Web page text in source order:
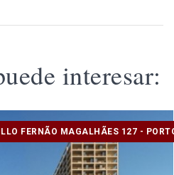
interesar:
FERNÃO MAGALHÃES 127 -